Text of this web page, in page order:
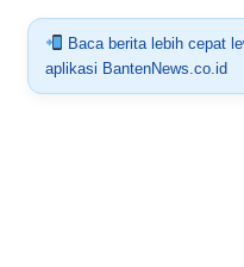
Baca berita lebih cepat
aplikasi BantenNews.co.id